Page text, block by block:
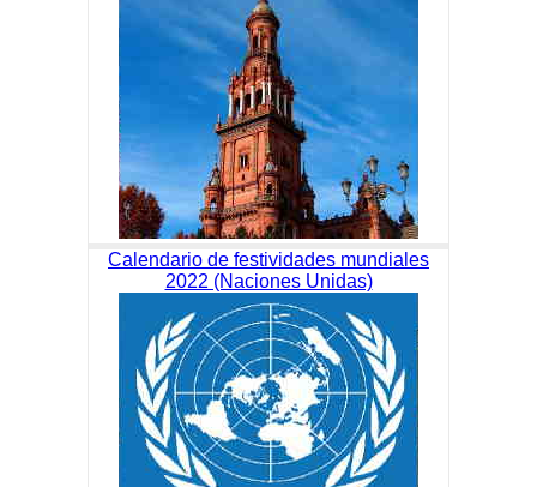
Calendario de festividades mundiales
2022 (Naciones Unidas)